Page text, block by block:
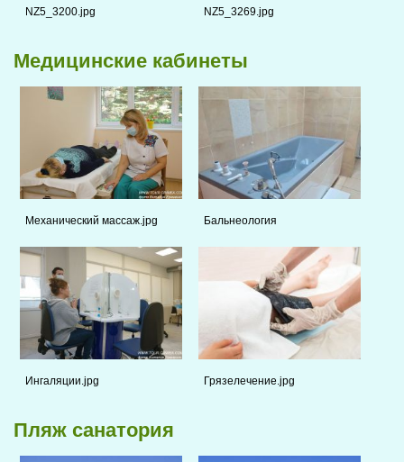
NZ5_3200.jpg NZ5_3269.jpg
Медицинские кабинеты
Механический массаж.jpg Бальнеология
Ингаляции.jpg Грязелечение.jpg
Пляж санатория